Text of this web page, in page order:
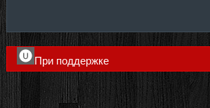
При поддержке